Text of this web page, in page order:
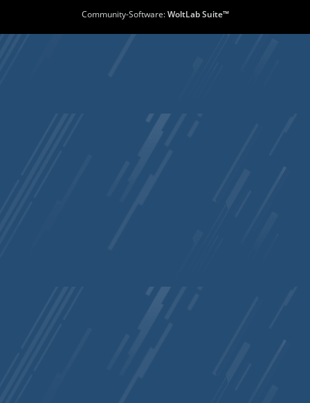
Community-Software:WoltLab Suite™